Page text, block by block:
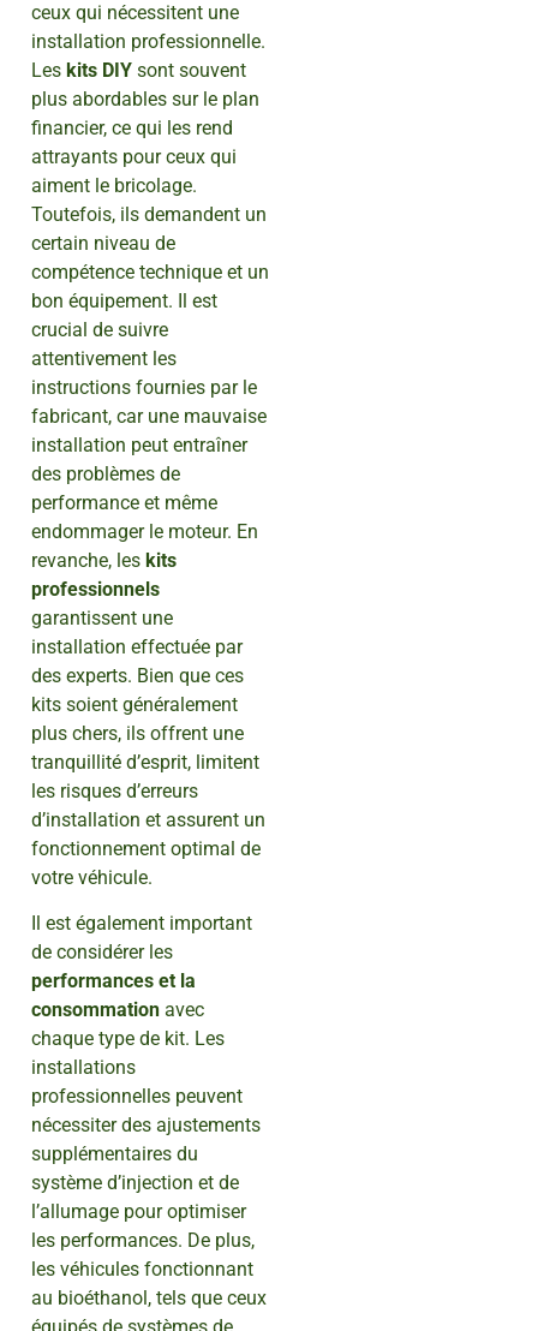
ceux qui nécessitent une
installation professionnelle.
Les kits DIY sont souvent
plus abordables sur le plan
financier, ce qui les rend
attrayants pour ceux qui
aiment le bricolage.
Toutefois, ils demandent un
certain niveau de
compétence technique et un
bon équipement. Il est
crucial de suivre
attentivement les
instructions fournies par le
fabricant, car une mauvaise
installation peut entraîner
des problèmes de
performance et même
endommager le moteur. En
revanche, les kits
professionnels
garantissent une
installation effectuée par
des experts. Bien que ces
kits soient généralement
plus chers, ils offrent une
tranquillité d’esprit, limitent
les risques d’erreurs
d’installation et assurent un
fonctionnement optimal de
votre véhicule.
Il est également important
de considérer les
performances et la
consommation avec
chaque type de kit. Les
installations
professionnelles peuvent
nécessiter des ajustements
supplémentaires du
système d’injection et de
l’allumage pour optimiser
les performances. De plus,
les véhicules fonctionnant
au bioéthanol, tels que ceux